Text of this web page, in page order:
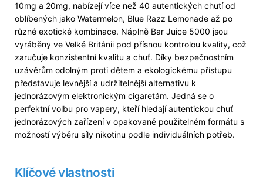
10mg a 20mg, nabízejí více než 40 autentických chutí od
oblíbených jako Watermelon, Blue Razz Lemonade až po
různé exotické kombinace. Náplně Bar Juice 5000 jsou
vyráběny ve Velké Británii pod přísnou kontrolou kvality, což
zaručuje konzistentní kvalitu a chuť. Díky bezpečnostním
uzávěrům odolným proti dětem a ekologickému přístupu
představuje levnější a udržitelnější alternativu k
jednorázovým elektronickým cigaretám. Jedná se o
perfektní volbu pro vapery, kteří hledají autentickou chuť
jednorázových zařízení v opakovaně použitelném formátu s
možností výběru síly nikotinu podle individuálních potřeb.
Klíčové vlastnosti